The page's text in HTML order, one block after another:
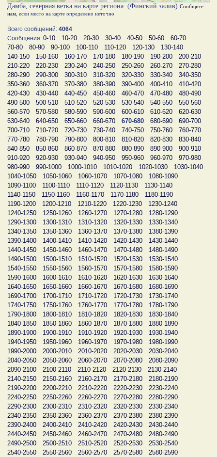
Дамба, северная ветка на карте региона: (Финский залив) Сообщите
нам , если место на карте определено неточно
Всего сообщений: 4064
Сообщения: 0-10 10-20 20-30 30-40 40-50 50-60
60-70
70-80
80-90 90-100 100-110 110-120 120-130
130-140
140-150
150-160 160-170 170-180 180-190 190-200
200-210
210-220
220-230 230-240 240-250 250-260 260-270
270-280
280-290
290-300 300-310 310-320 320-330 330-340
340-350
350-360
360-370 370-380 380-390 390-400 400-410
410-420
420-430
430-440 440-450 450-460 460-470 470-480
480-490
490-500
500-510 510-520 520-530 530-540 540-550
550-560
560-570
570-580 580-590 590-600 600-610 610-620
620-630
630-640
640-650 650-660 660-670 670-680 680-690
690-700
700-710
710-720 720-730 730-740 740-750 750-760
760-770
770-780
780-790 790-800 800-810 810-820 820-830
830-840
840-850
850-860 860-870 870-880 880-890 890-900
900-910
910-920
920-930 930-940 940-950 950-960 960-970
970-980
980-990
990-1000 1000-1010 1010-1020 1020-1030
1030-1040
1040-1050
1050-1060 1060-1070 1070-1080
1080-1090
1090-1100
1100-1110 1110-1120 1120-1130
1130-1140
1140-1150
1150-1160 1160-1170 1170-1180
1180-1190
1190-1200
1200-1210 1210-1220 1220-1230
1230-1240
1240-1250
1250-1260 1260-1270 1270-1280
1280-1290
1290-1300
1300-1310 1310-1320 1320-1330
1330-1340
1340-1350
1350-1360 1360-1370 1370-1380
1380-1390
1390-1400
1400-1410 1410-1420 1420-1430
1430-1440
1440-1450
1450-1460 1460-1470 1470-1480
1480-1490
1490-1500
1500-1510 1510-1520 1520-1530
1530-1540
1540-1550
1550-1560 1560-1570 1570-1580
1580-1590
1590-1600
1600-1610 1610-1620 1620-1630
1630-1640
1640-1650
1650-1660 1660-1670 1670-1680
1680-1690
1690-1700
1700-1710 1710-1720 1720-1730
1730-1740
1740-1750
1750-1760 1760-1770 1770-1780
1780-1790
1790-1800
1800-1810 1810-1820 1820-1830
1830-1840
1840-1850
1850-1860 1860-1870 1870-1880
1880-1890
1890-1900
1900-1910 1910-1920 1920-1930
1930-1940
1940-1950
1950-1960 1960-1970 1970-1980
1980-1990
1990-2000
2000-2010 2010-2020 2020-2030
2030-2040
2040-2050
2050-2060 2060-2070 2070-2080
2080-2090
2090-2100
2100-2110 2110-2120 2120-2130
2130-2140
2140-2150
2150-2160 2160-2170 2170-2180
2180-2190
2190-2200
2200-2210 2210-2220 2220-2230
2230-2240
2240-2250
2250-2260 2260-2270 2270-2280
2280-2290
2290-2300
2300-2310 2310-2320 2320-2330
2330-2340
2340-2350
2350-2360 2360-2370 2370-2380
2380-2390
2390-2400
2400-2410 2410-2420 2420-2430
2430-2440
2440-2450
2450-2460 2460-2470 2470-2480
2480-2490
2490-2500
2500-2510 2510-2520 2520-2530
2530-2540
2540-2550
2550-2560 2560-2570 2570-2580
2580-2590